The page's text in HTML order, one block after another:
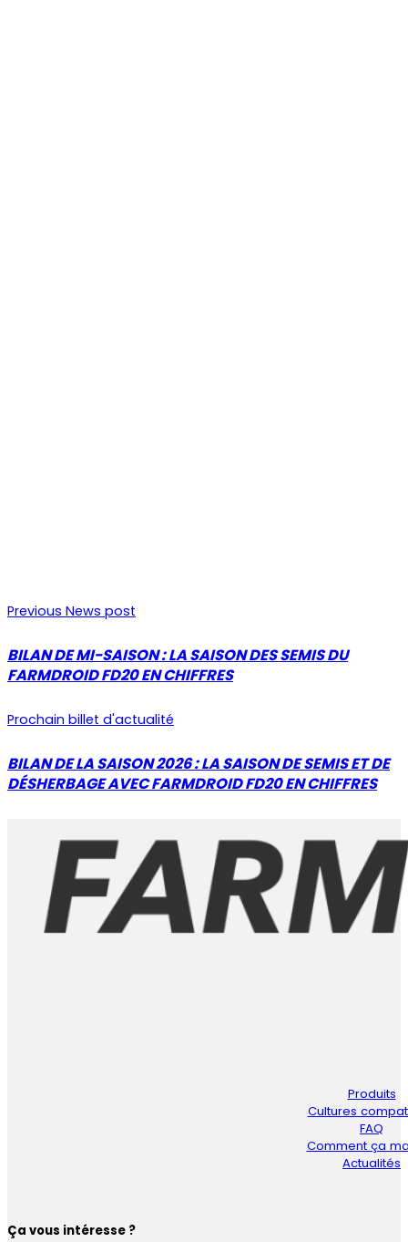
Previous News post
BILAN DE MI-SAISON : LA SAISON DES SEMIS DU
FARMDROID FD20 EN CHIFFRES
Prochain billet d'actualité
BILAN DE LA SAISON 2026 : LA SAISON DE SEMIS ET DE
DÉSHERBAGE AVEC FARMDROID FD20 EN CHIFFRES
Produits
Cultures
FAQ
Comment ça
Actualités
Ça vous intéresse ?